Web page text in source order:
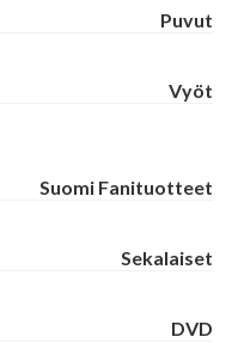
Puvut
Vyöt
Suomi Fanituotteet
Sekalaiset
DVD